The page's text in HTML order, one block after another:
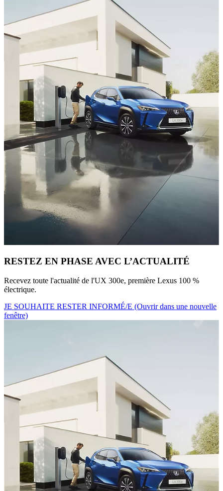
RESTEZ EN PHASE AVEC L’ACTUALITÉ
Recevez toute l'actualité de l'UX 300e, première Lexus 100 %
électrique.
JE SOUHAITE RESTER INFORMÉ/E (Ouvrir dans une nouvelle
fenêtre)